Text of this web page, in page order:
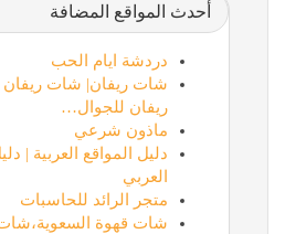
أحدث المواقع المضافة
دردشة ايام الحب
شات ريفان| شات ريفان
ريفان للجوال…
ماذون شرعي
دليل المواقع العربية |
العربي
متجر الرائد للحاسبات
شات قهوة